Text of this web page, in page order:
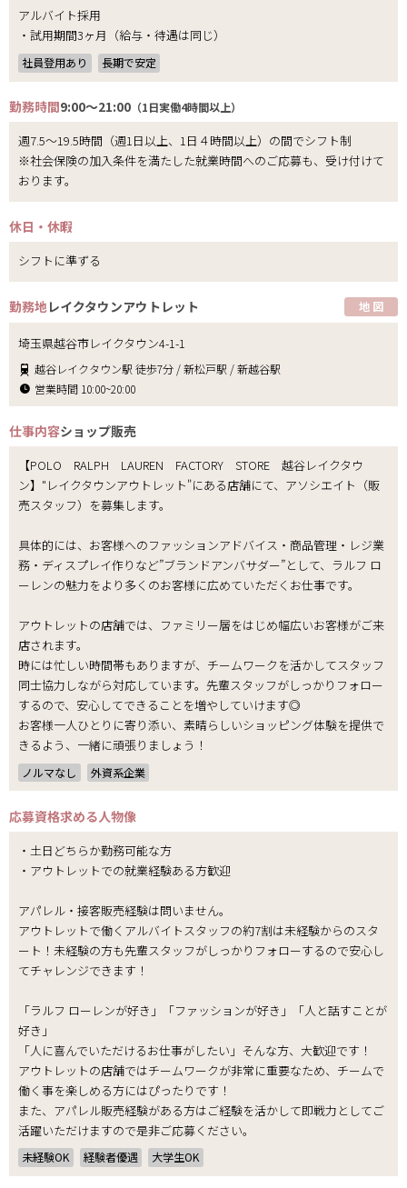
アルバイト採用
・試用期間3ヶ月（給与・待遇は同じ）
社員登用あり 長期で安定
勤務時間9:00～21:00 （1日実働4時間以上）
週7.5～19.5時間（週1日以上、1日４時間以上）の間でシフト制
※社会保険の加入条件を満たした就業時間へのご応募も、受け付けて
おります。
休日・休暇
シフトに準ずる
勤務地 レイクタウンアウトレット 地 図
埼玉県越谷市レイクタウン4-1-1
越谷レイクタウン駅 徒歩7分 / 新松戸駅 / 新越谷駅
営業時間 10:00~20:00
仕事内容ショップ販売
【POLO RALPH LAUREN FACTORY STORE 越谷レイクタウ
ン】"レイクタウンアウトレット"にある店舗にて、アソシエイト（販
売スタッフ）を募集します。
具体的には、お客様へのファッションアドバイス・商品管理・レジ業
務・ディスプレイ作りなど”ブランドアンバサダー”として、ラルフ ロ
ーレンの魅力をより多くのお客様に広めていただくお仕事です。
アウトレットの店舗では、ファミリー層をはじめ幅広いお客様がご来
店されます。
時には忙しい時間帯もありますが、チームワークを活かしてスタッフ
同士協力しながら対応しています。先輩スタッフがしっかりフォロー
するので、安心してできることを増やしていけます◎
お客様一人ひとりに寄り添い、素晴らしいショッピング体験を提供で
きるよう、一緒に頑張りましょう！
ノルマなし 外資系企業
応募資格求める人物像
・土日どちらか勤務可能な方
・アウトレットでの就業経験ある方歓迎
アパレル・接客販売経験は問いません。
アウトレットで働くアルバイトスタッフの約7割は未経験からのスタ
ート！未経験の方も先輩スタッフがしっかりフォローするので安心し
てチャレンジできます！
「ラルフ ローレンが好き」「ファッションが好き」「人と話すことが
好き」
「人に喜んでいただけるお仕事がしたい」そんな方、大歓迎です！
アウトレットの店舗ではチームワークが非常に重要なため、チームで
働く事を楽しめる方にはぴったりです！
また、アパレル販売経験がある方はご経験を活かして即戦力としてご
活躍いただけますので是非ご応募ください。
未経験OK 経験者優遇 大学生OK